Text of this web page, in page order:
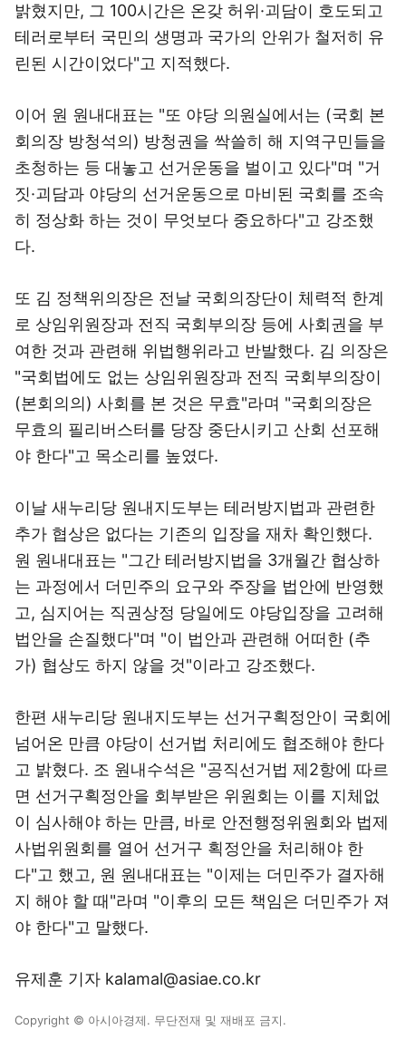
밝혔지만, 그 100시간은 온갖 허위·괴담이 호도되고
테러로부터 국민의 생명과 국가의 안위가 철저히 유
린된 시간이었다"고 지적했다.
이어 원 원내대표는 "또 야당 의원실에서는 (국회 본
회의장 방청석의) 방청권을 싹쓸히 해 지역구민들을
초청하는 등 대놓고 선거운동을 벌이고 있다"며 "거
짓·괴담과 야당의 선거운동으로 마비된 국회를 조속
히 정상화 하는 것이 무엇보다 중요하다"고 강조했
다.
또 김 정책위의장은 전날 국회의장단이 체력적 한계
로 상임위원장과 전직 국회부의장 등에 사회권을 부
여한 것과 관련해 위법행위라고 반발했다. 김 의장은
"국회법에도 없는 상임위원장과 전직 국회부의장이
(본회의의) 사회를 본 것은 무효"라며 "국회의장은
무효의 필리버스터를 당장 중단시키고 산회 선포해
야 한다"고 목소리를 높였다.
이날 새누리당 원내지도부는 테러방지법과 관련한
추가 협상은 없다는 기존의 입장을 재차 확인했다.
원 원내대표는 "그간 테러방지법을 3개월간 협상하
는 과정에서 더민주의 요구와 주장을 법안에 반영했
고, 심지어는 직권상정 당일에도 야당입장을 고려해
법안을 손질했다"며 "이 법안과 관련해 어떠한 (추
가) 협상도 하지 않을 것"이라고 강조했다.
한편 새누리당 원내지도부는 선거구획정안이 국회에
넘어온 만큼 야당이 선거법 처리에도 협조해야 한다
고 밝혔다. 조 원내수석은 "공직선거법 제2항에 따르
면 선거구획정안을 회부받은 위원회는 이를 지체없
이 심사해야 하는 만큼, 바로 안전행정위원회와 법제
사법위원회를 열어 선거구 획정안을 처리해야 한
다"고 했고, 원 원내대표는 "이제는 더민주가 결자해
지 해야 할 때"라며 "이후의 모든 책임은 더민주가 져
야 한다"고 말했다.
유제훈 기자 kalamal@asiae.co.kr
Copyright © 아시아경제. 무단전재 및 재배포 금지.